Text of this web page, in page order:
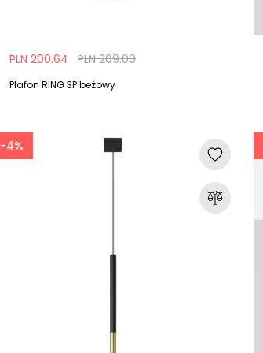
PLN 209.00
PLN 200.64
Plafon RING 3P beżowy
-4%